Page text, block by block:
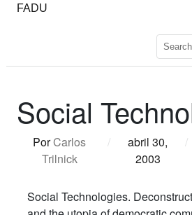
FADU
Social
PorCarlos
Trilnick
/
abril 30,
2003
/
Social Technologies.